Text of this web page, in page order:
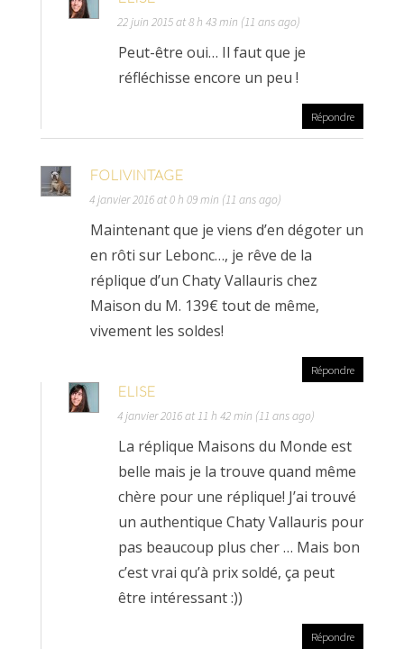
22 juin 2015 at 8 h 43 min (11 ans ago)
Peut-être oui… Il faut que je
réfléchisse encore un peu !
Répondre
FOLIVINTAGE
4 janvier 2016 at 0 h 09 min (11 ans ago)
Maintenant que je viens d’en dégoter un
en rôti sur Lebonc…, je rêve de la
réplique d’un Chaty Vallauris chez
Maison du M. 139€ tout de même,
vivement les soldes!
Répondre
ELISE
4 janvier 2016 at 11 h 42 min (11 ans ago)
La réplique Maisons du Monde est
belle mais je la trouve quand même
chère pour une réplique! J’ai trouvé
un authentique Chaty Vallauris pour
pas beaucoup plus cher … Mais bon
c’est vrai qu’à prix soldé, ça peut
être intéressant :))
Répondre